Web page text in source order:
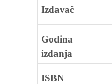
Izdavač
Godina
izdanja
ISBN